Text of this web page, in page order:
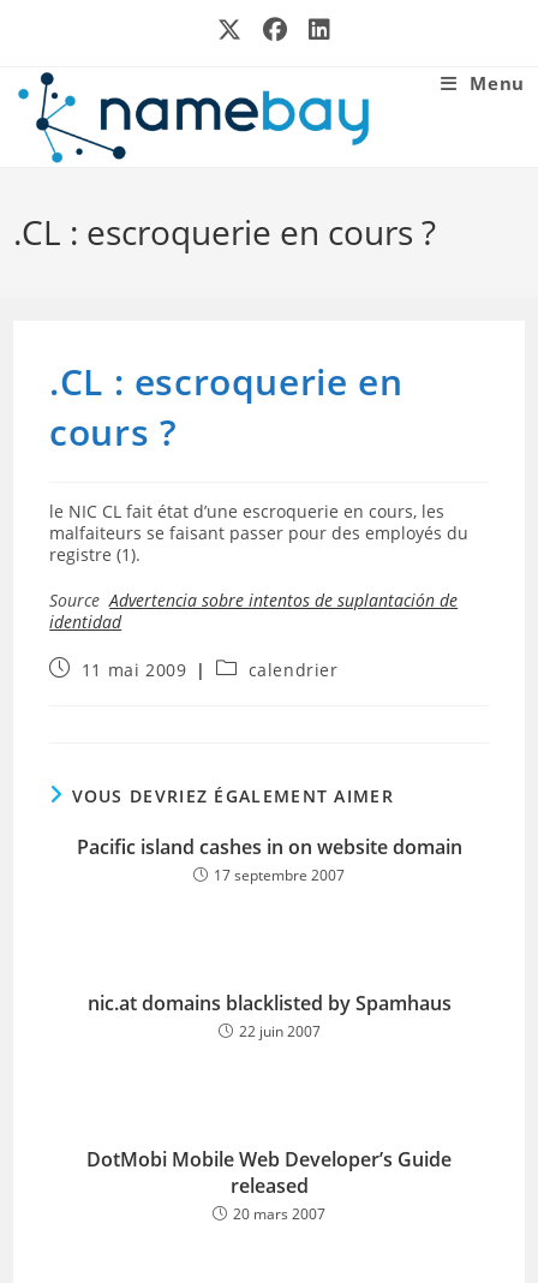
Menu
.CL : escroquerie en cours ?
.CL : escroquerie en
cours ?
le NIC CL fait état d’une escroquerie en cours, les
malfaiteurs se faisant passer pour des employés du
registre (1).
SourceAdvertencia sobre intentos de suplantación de
identidad
Publication
11 mai 2009
Postcalendrier
VOUS DEVRIEZ ÉGALEMENT AIMER
Pacific island cashes in on website domain
17 septembre 2007
nic.at domains blacklisted by Spamhaus
22 juin 2007
DotMobi Mobile Web Developer’s Guide
released
20 mars 2007